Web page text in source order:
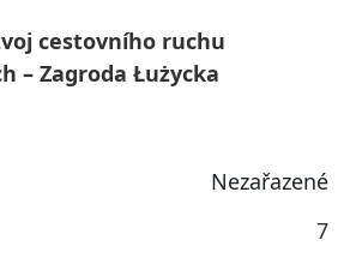
cestovního ruchu
– Zagroda Łużycka
Nezařazené
7